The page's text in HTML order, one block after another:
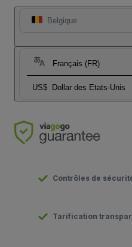
Belgique
Français (FR)
US$ Dollar des Etats-Unis
Contrôles de
Tarification